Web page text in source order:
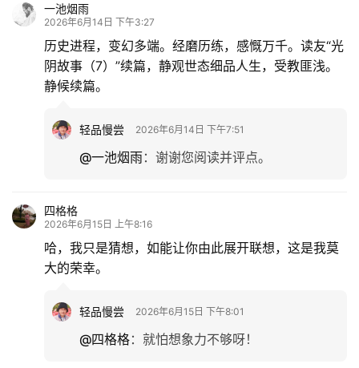
一池烟雨
2026年6月14日 下午3:27
历史进程，变幻多端。经磨历练，感慨万千。读友“光
阴故事（7）”续篇，静观世态细品人生，受教匪浅。
静候续篇。
轻品慢尝 2026年6月14日 下午7:51
@一池烟雨： 谢谢您阅读并评点。
四格格
2026年6月15日 上午8:16
哈，我只是猜想，如能让你由此展开联想，这是我莫
大的荣幸。
轻品慢尝 2026年6月15日 下午8:01
@四格格： 就怕想象力不够呀！